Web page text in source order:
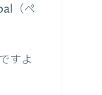
（ペ
すよ